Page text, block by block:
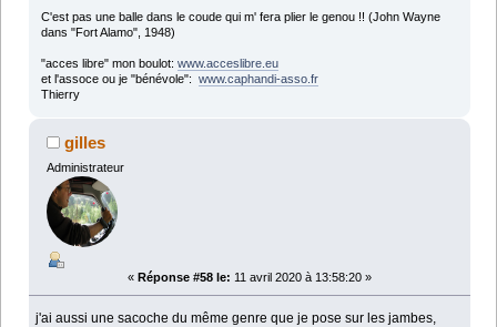
C'est pas une balle dans le coude qui m' fera plier le genou !! (John Wayne
dans "Fort Alamo", 1948)
"acces libre" mon boulot: www.acceslibre.eu
et l'assoce ou je "bénévole": www.caphandi-asso.fr
Thierry
gilles
Administrateur
« Réponse #58 le: 11 avril 2020 à 13:58:20 »
j'ai aussi une sacoche du même genre que je pose sur les jambes,